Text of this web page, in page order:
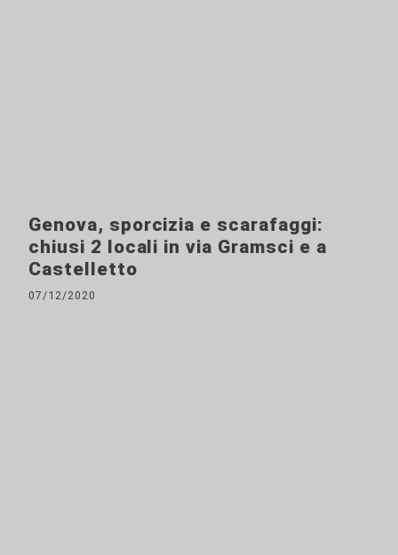
Genova, sporcizia e scarafaggi:
chiusi 2 locali in via Gramsci e a
Castelletto
07/12/2020